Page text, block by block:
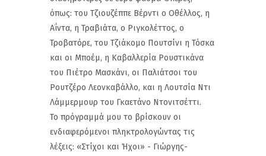
όπως: του Τζιουζέππε Βέρντι ο Οθέλλος, η
Αΐντα, η Τραβιάτα, ο Ριγκολέττος, ο
Τροβατόρε, του Τζιάκομο Πουτσίνι η Τόσκα
και οι Μποέμ, η Καβαλλερία Ρουστικάνα
του Πιέτρο Μασκάνι, οι Παλιάτσοι του
Ρουτζέρο Λεονκαβάλλο, και η Λουτσία Ντι
Λάμμερμουρ του Γκαετάνο Ντονιτσέττι.
Το πρόγραμμά μου το βρίσκουν οι
ενδιαφερόμενοι πληκτρολογώντας τις
λέξεις: «Στίχοι και Ήχοι» - Γιώργης-